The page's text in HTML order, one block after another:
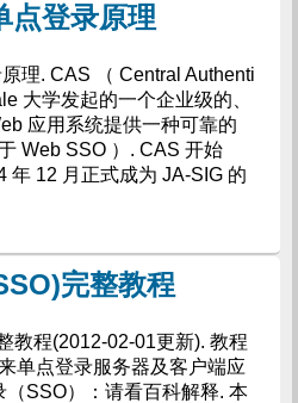
点登录原理
理. CAS （ Central Authenti
大学发起的一个企业级的、
应用系统提供一种可靠的
Web SSO ）. CAS 开始
年 12 月正式成为 JA-SIG 的
完整教程
教程(2012-02-01更新). 教程
单点登录服务器及客户端应
（SSO）：请看百科解释. 本